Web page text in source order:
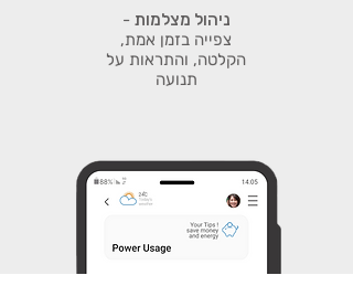
ניהול מצלמות -
צפייה בזמן אמת,
הקלטה, והתראות על
תנועה